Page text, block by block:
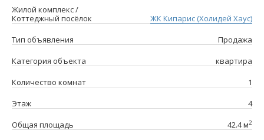
Жилой комплекс /
Коттеджный посёлок
ЖК Кипарис (Холидей Хаус)
Тип объявления
Продажа
Категория объекта
квартира
Количество комнат
1
Этаж
4
Общая площадь
42.4 м2